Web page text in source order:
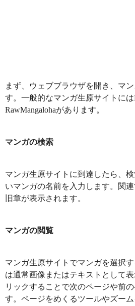
まず、ウェブブラウザを開き、マ
す。一般的なマンガ生原サイトには
RawMangalohaがあります。
マンガの検索
マンガ生原サイトに到達したら、
いマンガの名前を入力します。関
旧章が表示されます。
マンガの閲覧
マンガ生原サイトでマンガを選択
は通常画像またはテキストとして
リックすることで次のページや前
す。ページをめくるツールやズー